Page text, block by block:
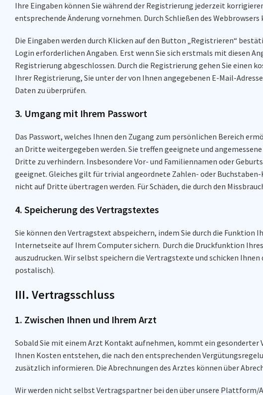
Ihre Eingaben können Sie während der Registrierung jederzeit
entsprechende Änderung vornehmen. Durch Schließen des
Die Eingaben werden durch Klicken auf den Button „Registrieren“
Login erforderlichen Angaben. Erst wenn Sie sich erstmals mit diesen
Registrierung abgeschlossen. Durch die Registrierung gehen Sie einen
Ihrer Registrierung, Sie unter der von Ihnen angegebenen E-Mail-
Daten zu überprüfen.
3. Umgang mit Ihrem Passwort
Das Passwort, welches Ihnen den Zugang zum persönlichen Bereich
an Dritte weitergegeben werden. Sie treffen geeignete und
Dritte zu verhindern. Insbesondere Vor- und Familiennamen oder
geeignet. Gleiches gilt für trivial angeordnete Zahlen- oder Buchstaben-
nicht auf Dritte übertragen werden. Für Schäden, die durch den
4. Speicherung des Vertragstextes
Sie können den Vertragstext abspeichern, indem Sie durch die Funktion
Internetseite auf Ihrem Computer sichern. Durch die Druckfunktion
auszudrucken. Wir selbst speichern die Vertragstexte und schicken
postalisch).
III. Vertragsschluss
1. Zwischen Ihnen und Ihrem Arzt
Sobald Sie mit einem Arzt Kontakt aufnehmen, kommt ein gesonderter
Ihnen Kosten entstehen, die nach den entsprechenden
zusätzlich informieren. Die Abrechnungen des Arztes können über
Wir werden nicht selbst Vertragspartner bei den über unsere